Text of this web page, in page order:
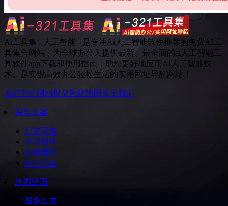
Ai工具集 - 人工智能 - 是专注Ai人工智能软件推荐的免费AI工
具集合网站，为全球办公人提供最新、最全面的ai人工智能工
具软件app下载和使用指南，助您更好地应用AI人工智能技
术。是实现高效办公轻松生活的实用网址导航网站！
友链申请网站提交网站地图 关于我们
写作文案
公文写作
小说创作
文案营销
论文写作
绘图绘画
图像生成